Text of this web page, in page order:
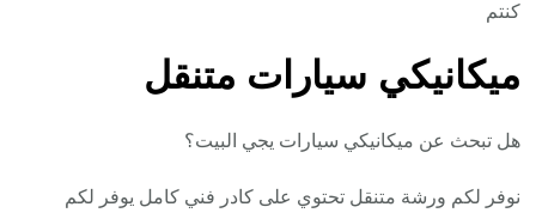
كنتم
ميكانيكي سيارات متنقل
هل تبحث عن ميكانيكي سيارات يجي البيت؟
نوفر لكم ورشة متنقل تحتوي على كادر فني كامل يوفر لكم